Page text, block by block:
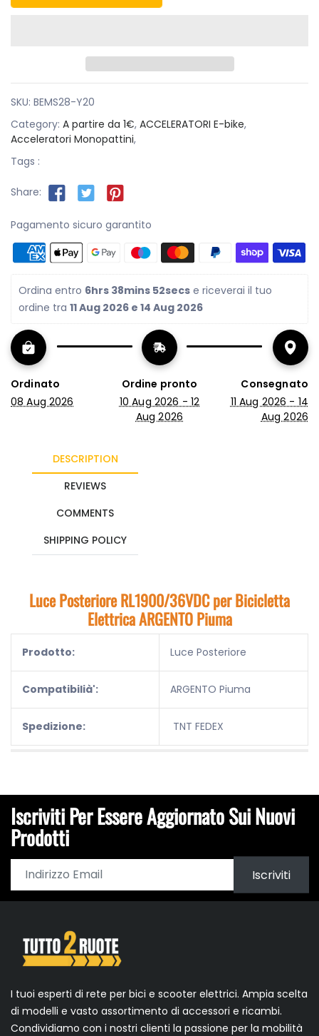
SKU: BEMS28-Y20
Category: A partire da 1€, ACCELERATORI E-bike,
Acceleratori Monopattini,
Tags :
Share:
Pagamento sicuro garantito
Ordina entro 6hrs 38mins 51secs e riceverai il tuo
ordine tra 11 Aug 2026 e 14 Aug 2026
Ordinato
08 Aug 2026
Ordine pronto
10 Aug 2026 - 12
Aug 2026
Consegnato
11 Aug 2026 - 14
Aug 2026
DESCRIPTION
REVIEWS
COMMENTS
SHIPPING POLICY
Luce Posteriore RL1900/36VDC per Bicicletta
Elettrica ARGENTO Piuma
Prodotto: Luce Posteriore
Compatibilià': ARGENTO Piuma
Spedizione: TNT FEDEX
Iscriviti Per Essere Aggiornato Sui Nuovi
Prodotti
Iscriviti
I tuoi esperti di rete per bici e scooter elettrici. Ampia scelta
di modelli e vasto assortimento di accessori e ricambi.
Condividiamo con i nostri clienti la passione per la mobilità